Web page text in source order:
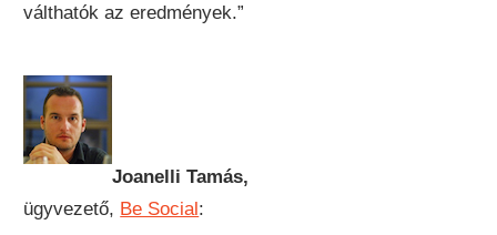
válthatók az eredmények.”
Joanelli Tamás,
ügyvezető, Be Social :